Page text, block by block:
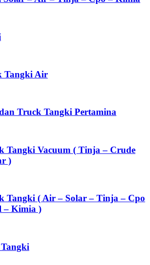
Tangki Air
Truck Tangki Pertamina
Tangki Vacuum ( Tinja – Crude
)
Tangki ( Air – Solar – Tinja – Cpo
– Kimia )